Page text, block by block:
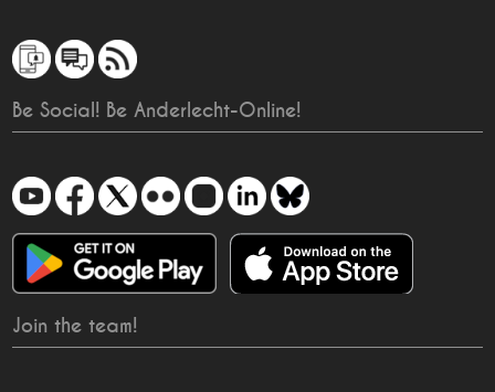
Be Social! Be Anderlecht-Online!
Join the team!